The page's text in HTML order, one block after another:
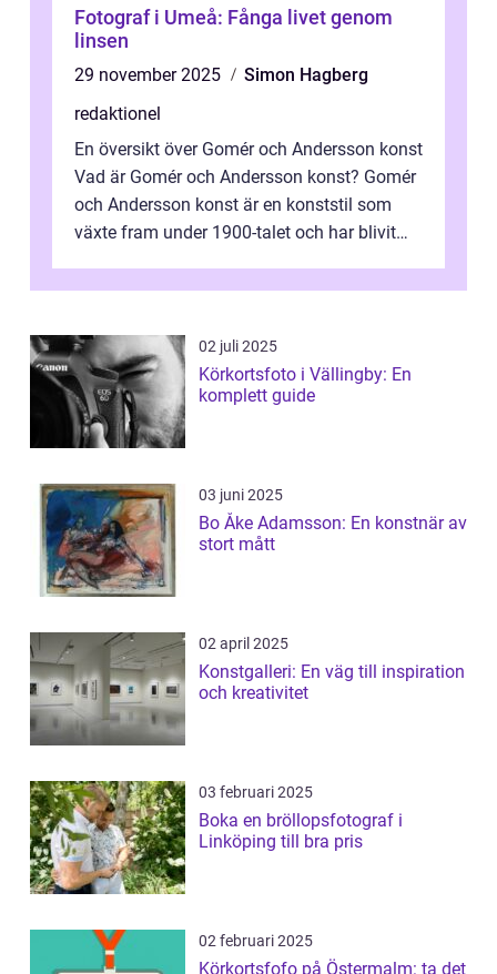
Fotograf i Umeå: Fånga livet genom
linsen
29 november 2025
Simon Hagberg
redaktionel
En översikt över Gomér och Andersson konst
Vad är Gomér och Andersson konst? Gomér
och Andersson konst är en konststil som
växte fram under 1900-talet och har blivit
02 juli 2025
Körkortsfoto i Vällingby: En
komplett guide
03 juni 2025
Bo Åke Adamsson: En konstnär av
stort mått
02 april 2025
Konstgalleri: En väg till inspiration
och kreativitet
03 februari 2025
Boka en bröllopsfotograf i
Linköping till bra pris
02 februari 2025
Körkortsfofo på Östermalm: ta det